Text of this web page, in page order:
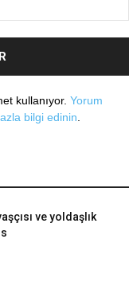
kullanıyor. Yorum
bilgi edinin
ve yoldaşlık